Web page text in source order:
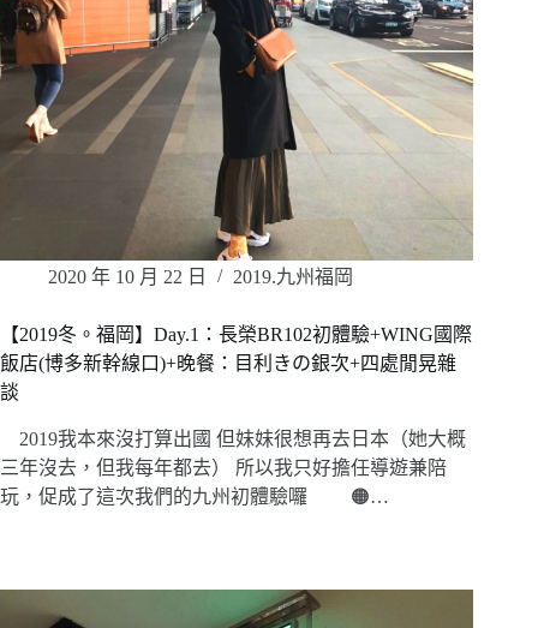
2020 年 10 月 22 日 2019.九州福岡
【2019冬。福岡】Day.1：長榮BR102初體驗+WING國際
飯店(博多新幹線口)+晚餐：目利きの銀次+四處閒晃雜
談
2019我本來沒打算出國 但妹妹很想再去日本（她大概
三年沒去，但我每年都去） 所以我只好擔任導遊兼陪
玩，促成了這次我們的九州初體驗囉 🟠…